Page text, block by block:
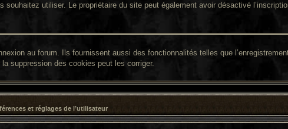
utiliser. Le propriétaire du site peut également avoir désactivé
au forum. Ils fournissent aussi des fonctionnalités telles que
suppression des cookies peut les corriger.
et réglages de l’utilisateur